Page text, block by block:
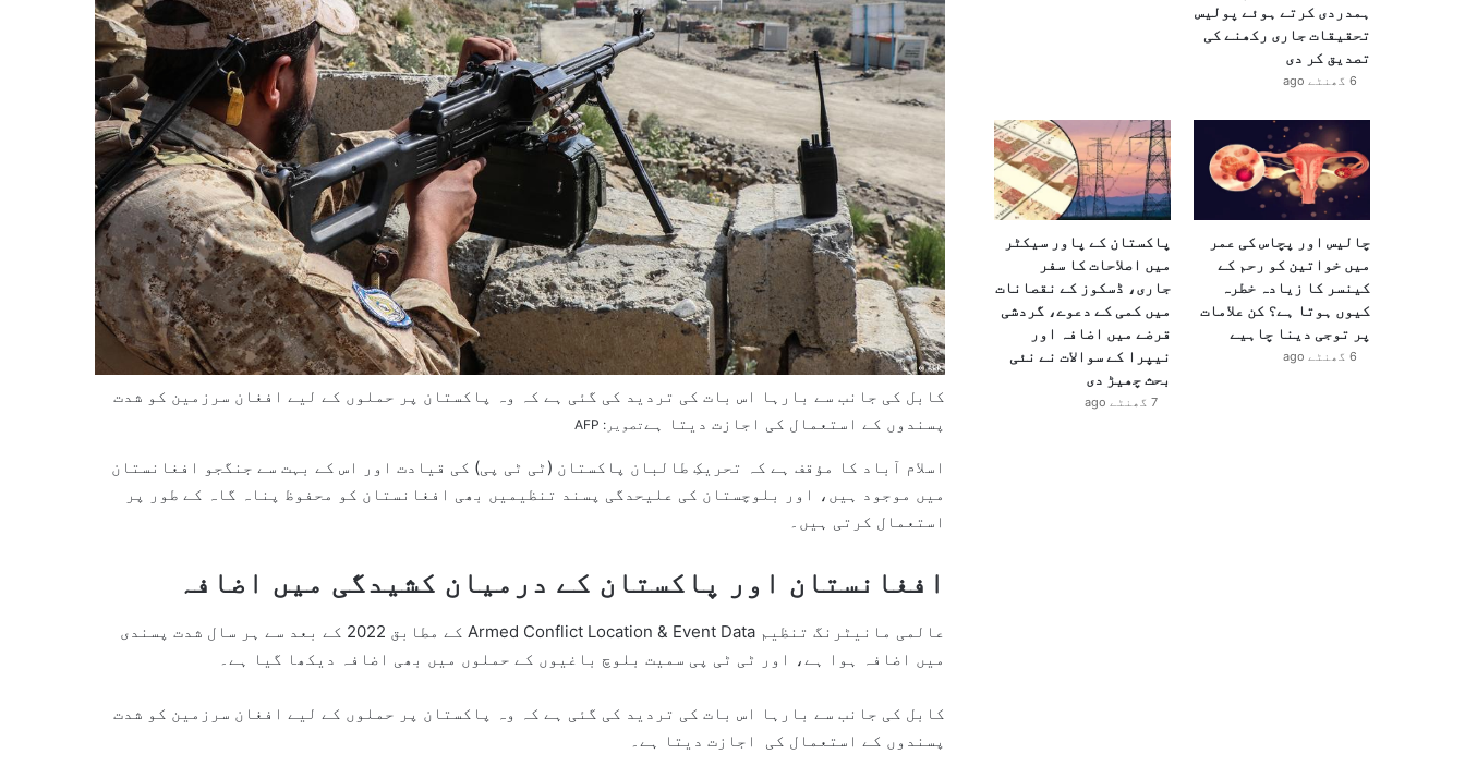
کابل کی جانب سے بارہا اس بات کی تردید کی گئی ہے کہ وہ پاکستان پر حملوں کے لیے افغان سرزمین کو شدت
پسندوں کے استعمال کی اجازت دیتا ہےتصویر: AFP
اسلام آباد کا مؤقف ہے کہ تحریکِ طالبان پاکستان (ٹی ٹی پی) کی قیادت اور اس کے بہت سے جنگجو افغانستان
میں موجود ہیں، اور بلوچستان کی علیحدگی پسند تنظیمیں بھی افغانستان کو محفوظ پناہ گاہ کے طور پر
استعمال کرتی ہیں۔
افغانستان اور پاکستان کے درمیان کشیدگی میں اضافہ
عالمی مانیٹرنگ تنظیم Armed Conflict Location & Event Data کے مطابق 2022 کے بعد سے ہر سال شدت پسندی
میں اضافہ ہوا ہے، اور ٹی ٹی پی سمیت بلوچ باغیوں کے حملوں میں بھی اضافہ دیکھا گیا ہے۔
کابل کی جانب سے بارہا اس بات کی تردید کی گئی ہے کہ وہ پاکستان پر حملوں کے لیے افغان سرزمین کو شدت
پسندوں کے استعمال کی اجازت دیتا ہے۔
ہمدردی کرتے ہوئے پولیس
تحقیقات جاری رکھنے کی
تصدیق کر دی
6 گھنٹے ago
چالیس اور پچاس کی عمر
میں خواتین کو رحم کے
کینسر کا زیادہ خطرہ
کیوں ہوتا ہے؟ کن علامات
پر توجی دینا چاہیے
6 گھنٹے ago
پاکستان کے پاور سیکٹر
میں اصلاحات کا سفر
جاری، ڈسکوز کے نقصانات
میں کمی کے دعوے، گردشی
قرضے میں اضافہ اور
نیپرا کے سوالات نے نئی
بحث چھیڑ دی
7 گھنٹے ago